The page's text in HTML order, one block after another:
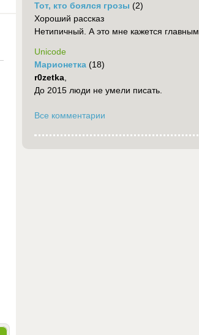
Тот, кто боялся грозы (2)
Хороший рассказ
Нетипичный. А это мне кажется главным
Unicode
Марионетка (18)
r0zetka
До 2015 люди не умели писать.
Все комментарии